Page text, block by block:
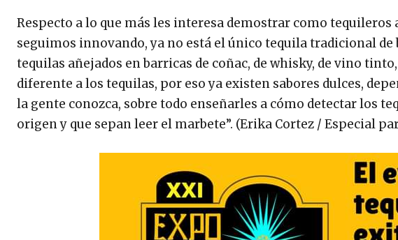
Respecto a lo que más les interesa demostrar como tequileros
seguimos innovando, ya no está el único tequila tradicional
tequilas añejados en barricas de coñac, de whisky, de vino
diferente a los tequilas, por eso ya existen sabores dulces,
la gente conozca, sobre todo enseñarles a cómo detectar los
origen y que sepan leer el marbete”. (Erika Cortez / Especial